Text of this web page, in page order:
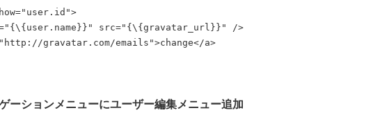
src="{\{gravatar_url}}" />
gravatar.com/emails">change</a>
ゲーションメニューにユーザー編集メニュー追加